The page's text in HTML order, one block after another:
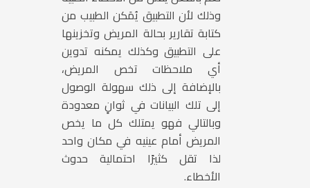
وذلك لأن التطبيق يُمَكن الطبيب من
كتابة تقارير بحالة المريض وتخزينها
على التطبيق وكذلك يمكنه تدوين
أي ملاحظات تخص المريض،
بالإضافة إلى ذلك سهولة الوصول
إلى تلك البيانات في ثوانٍ معدودة
وبالتالي فهو يمتلك كل ما يخص
المريض أمام عينيه في مكان واحد
لذا تقل كثيرًا احتمالية حدوث
الأخطاء.